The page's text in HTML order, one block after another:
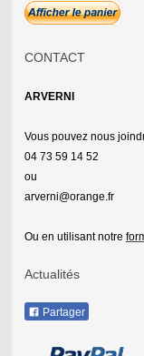
CONTACT
ARVERNI
Vous pouvez nous
04 73 59 14 52
ou
arverni@orange.fr
Ou en utilisant notre
Actualités
Partager